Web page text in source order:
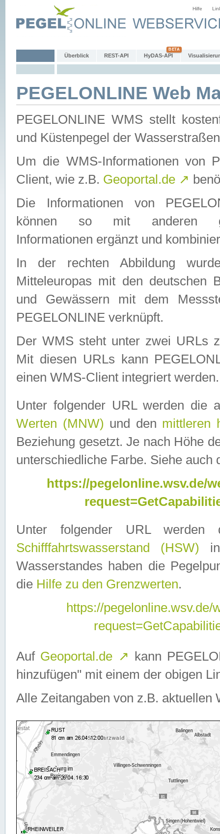
Hilfe
Überblick REST-API HyDAS-API
PEGELONLINE Web
PEGELONLINE WMS stellt
und Küstenpegel der
Um die WMS-Informationen von
Client, wie z.B. Geoportal.de ↗
Die Informationen von
können so mit anderen
Informationen ergänzt und
In der rechten Abbildung
Mitteleuropas mit den deutschen
und Gewässern mit dem
PEGELONLINE verknüpft.
Der WMS steht unter zwei URLs
Mit diesen URLs kann
einen WMS-Client integriert werden.
Unter folgender URL werden die
Werten (MNW) und den mittleren
Beziehung gesetzt. Je nach Höhe
unterschiedliche Farbe. Siehe auch
https://pegelonline.wsv.de/
Unter folgender URL
Schifffahrtswasserstand (HSW)
Wasserstandes haben die
die Hilfe zu den Grenzwerten.
https://
Auf Geoportal.de ↗ kann
hinzufügen" mit einem der obigen
Alle Zeitangaben von z.B. aktuellen